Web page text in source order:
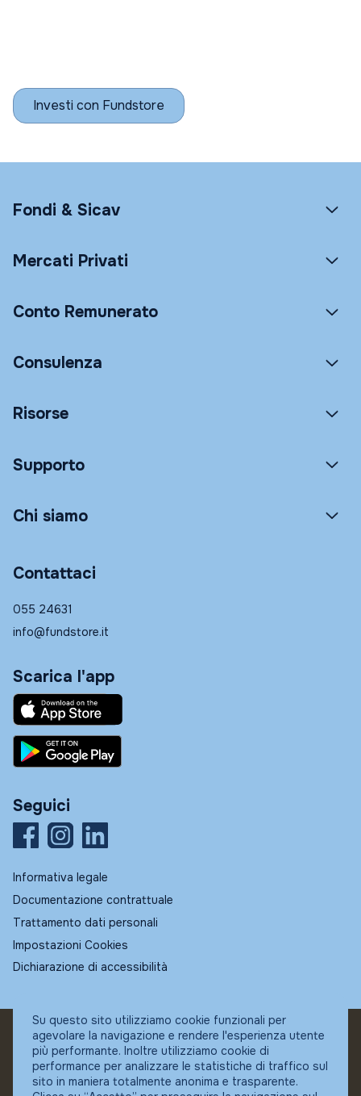
Investi con Fundstore
Fondi & Sicav
Mercati Privati
Conto Remunerato
Consulenza
Risorse
Supporto
Chi siamo
Contattaci
055 24631
info@fundstore.it
Scarica l'app
Seguici
Informativa legale
Documentazione contrattuale
Trattamento dati personali
Impostazioni Cookies
Dichiarazione di accessibilità
© Fundstore
Collocatore autorizzato:
Banca Ifigest SpA
P.Iva: 04337180485
Su questo sito utilizziamo cookie funzionali per
agevolare la navigazione e rendere l'esperienza utente
più performante. Inoltre utilizziamo cookie di
performance per analizzare le statistiche di traffico sul
sito in maniera totalmente anonima e trasparente.